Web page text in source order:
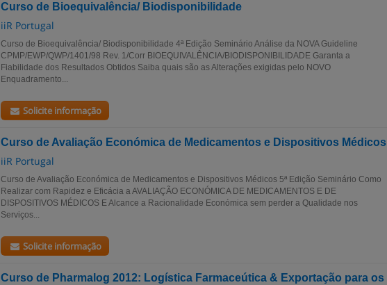
Curso de Bioequivalência/ Biodisponibilidade
iiR Portugal
Curso de Bioequivalência/ Biodisponibilidade 4ª Edição Seminário Análise da NOVA Guideline
CPMP/EWP/QWP/1401/98 Rev. 1/Corr BIOEQUIVALÊNCIA/BIODISPONIBILIDADE Garanta a
Fiabilidade dos Resultados Obtidos Saiba quais são as Alterações exigidas pelo NOVO
Enquadramento...
Solicite informação
Curso de Avaliação Económica de Medicamentos e Dispositivos Médicos
iiR Portugal
Curso de Avaliação Económica de Medicamentos e Dispositivos Médicos 5ª Edição Seminário Como
Realizar com Rapidez e Eficácia a AVALIAÇÃO ECONÓMICA DE MEDICAMENTOS E DE
DISPOSITIVOS MÉDICOS E Alcance a Racionalidade Económica sem perder a Qualidade nos
Serviços...
Solicite informação
Curso de Pharmalog 2012: Logística Farmaceútica & Exportação para os